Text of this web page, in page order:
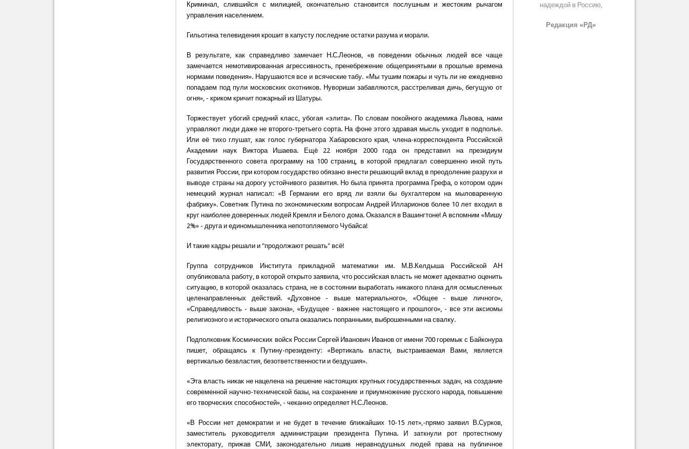
Криминал, слившийся с милицией, окончательно становится послушным и жестоким рычагом
управления населением.
Гильотина телевидения крошит в капусту последние остатки разума и морали.
В результате, как справедливо замечает Н.С.Леонов, «в поведении обычных людей все чаще
замечается немотивированная агрессивность, пренебрежение общепринятыми в прошлые времена
нормами поведения». Нарушаются все и всяческие табу. «Мы тушим пожары и чуть ли не ежедневно
попадаем под пули московских охотников. Нувориши забавляются, расстреливая дичь, бегущую от
огня», - криком кричит пожарный из Шатуры.
Торжествует убогий средний класс, убогая «элита». По словам покойного академика Львова, нами
управляют люди даже не второго-третьего сорта. На фоне этого здравая мысль уходит в подполье.
Или её тихо глушат, как голос губернатора Хабаровского края, члена-корреспондента Российской
Академии наук Виктора Ишаева. Ещё 22 ноября 2000 года он представил на президиум
Государственного совета программу на 100 страниц, в которой предлагал совершенно иной путь
развития России, при котором государство обязано внести решающий вклад в преодоление разрухи и
выводе страны на дорогу устойчивого развития. Но была принята программа Грефа, о котором один
немецкий журнал написал: «В Германии его вряд ли взяли бы бухгалтером на мыловаренную
фабрику». Советник Путина по экономическим вопросам Андрей Илларионов более 10 лет входил в
круг наиболее доверенных людей Кремля и Белого дома. Оказался в Вашингтоне! А вспомним «Мишу
2%» - друга и единомышленника непотопляемого Чубайса!
И такие кадры решали и "продолжают решать" всё!
Группа сотрудников Института прикладной математики им. М.В.Келдыша Российской АН
опубликовала работу, в которой открыто заявила, что российская власть не может адекватно оценить
ситуацию, в которой оказалась страна, не в состоянии выработать никакого плана для осмысленных
целенаправленных действий. «Духовное - выше материального», «Общее - выше личного»,
«Справедливость - выше закона», «Будущее - важнее настоящего и прошлого», - все эти аксиомы
религиозного и исторического опыта оказались попранными, выброшенными на свалку.
Подполковник Космических войск России Сергей Иванович Иванов от имени 700 горемык с Байконура
пишет, обращаясь к Путину-президенту: «Вертикаль власти, выстраиваемая Вами, является
вертикалью безвластия, безответственности и бездушия».
«Эта власть никак не нацелена на решение настоящих крупных государственных задач, на создание
современной научно-технической базы, на сохранение и приумножение русского народа, повышение
его творческих способностей», - чеканно определяет Н.С.Леонов.
«В России нет демократии и не будет в течение ближайших 10-15 лет»,-прямо заявил В.Сурков,
заместитель руководителя администрации президента Путина. И заткнули рот протестному
электорату, прижав СМИ, законодательно лишив неравнодушных людей права на публичное
надеждой в Россию,
Редакция «РД»